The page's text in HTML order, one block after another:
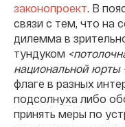
законопроект. В
связи с тем, что на
дилемма в
тундуком
национальной юрты
флаге в разных
подсолнуха либо
принять меры по